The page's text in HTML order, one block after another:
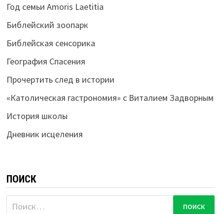
Год семьи Amoris Laetitia
Библейский зоопарк
Библейская сенсорика
География Спасения
Прочертить след в истории
«Католическая гастрономия» с Виталием Задворным
История школы
Дневник исцеления
ПОИСК
Найти: